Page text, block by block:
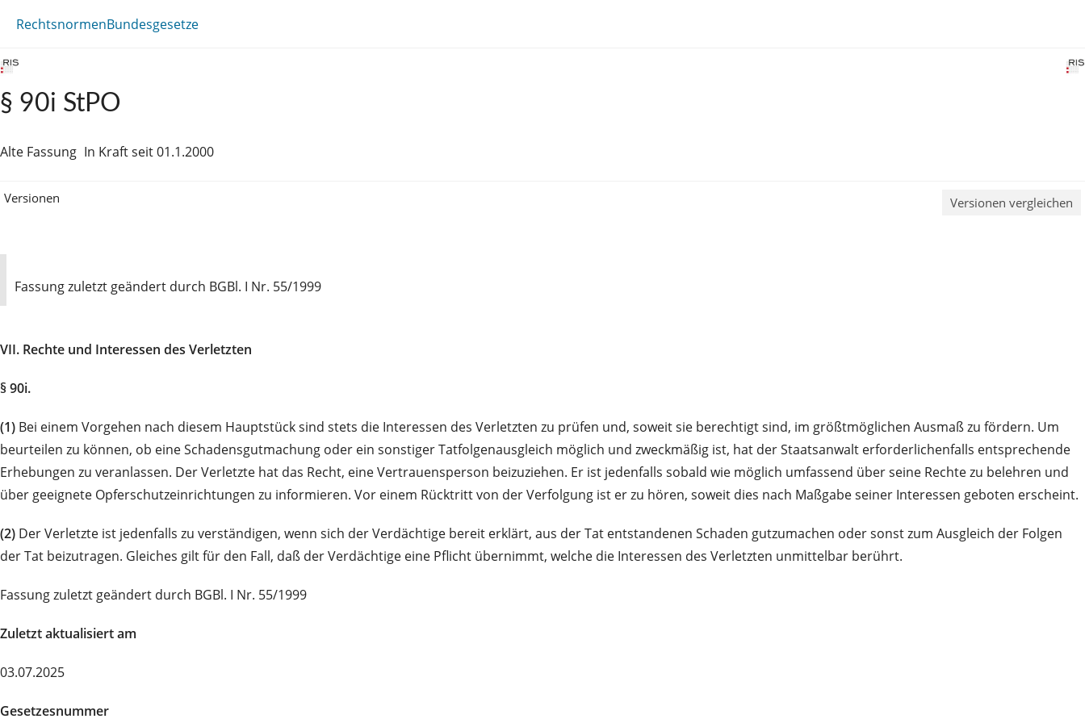
RechtsnormenBundesgesetze
§ 90i StPO
Alte Fassung In Kraft seit 01.1.2000
Versionen Versionen vergleichen
Fassung zuletzt geändert durch BGBl. I Nr. 55/1999
VII. Rechte und Interessen des Verletzten
§ 90i.
(1) Bei einem Vorgehen nach diesem Hauptstück sind stets die Interessen des Verletzten zu prüfen und, soweit sie berechtigt sind, im größtmöglichen Ausmaß zu fördern. Um
beurteilen zu können, ob eine Schadensgutmachung oder ein sonstiger Tatfolgenausgleich möglich und zweckmäßig ist, hat der Staatsanwalt erforderlichenfalls entsprechende
Erhebungen zu veranlassen. Der Verletzte hat das Recht, eine Vertrauensperson beizuziehen. Er ist jedenfalls sobald wie möglich umfassend über seine Rechte zu belehren und
über geeignete Opferschutzeinrichtungen zu informieren. Vor einem Rücktritt von der Verfolgung ist er zu hören, soweit dies nach Maßgabe seiner Interessen geboten erscheint.
(2) Der Verletzte ist jedenfalls zu verständigen, wenn sich der Verdächtige bereit erklärt, aus der Tat entstandenen Schaden gutzumachen oder sonst zum Ausgleich der Folgen
der Tat beizutragen. Gleiches gilt für den Fall, daß der Verdächtige eine Pflicht übernimmt, welche die Interessen des Verletzten unmittelbar berührt.
Fassung zuletzt geändert durch BGBl. I Nr. 55/1999
Zuletzt aktualisiert am
03.07.2025
Gesetzesnummer